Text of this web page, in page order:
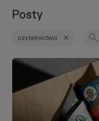
Posty
czytelnictwo